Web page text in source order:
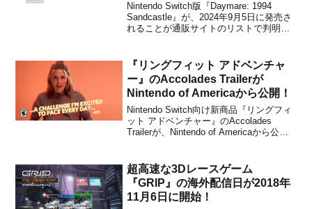
Nintendo Switch版『Daymare: 1994
Sandcastle』が、2024年9月5日に発売さ
れることが通販サイトのリストで判明し
Limited Editionには以下のアイテ...
『リングフィット アドベンチャ
ー』のAccolades Trailerが
Nintendo of Americaから公開！
Nintendo Switch向け新商品『リングフィ
ット アドベンチャー』のAccolades
Trailerが、Nintendo of Americaから公開
グフィット アドベンチャー -Switchpos...
超高速な3Dレースゲーム
『GRIP』の海外配信日が2018年
11月6日に開始！